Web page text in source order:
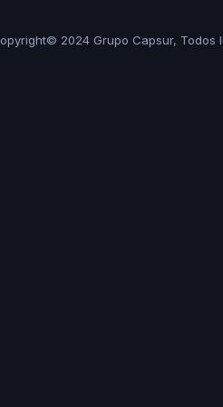
2024 Grupo Capsur, Todos